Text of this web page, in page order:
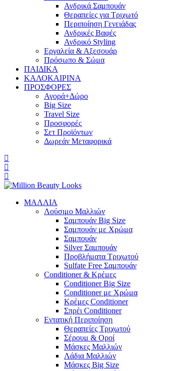
Ανδρικά Σαμπουάν
Θεραπείες για Τριχωτό
Περιποίηση Γενειάδας
Ανδρικές Βαφές
Ανδρικό Styling
Εργαλεία & Αξεσουάρ
Πρόσωπο & Σώμα
ΠΑΙΔΙΚΑ
ΚΑΛΟΚΑΙΡΙΝΑ
ΠΡΟΣΦΟΡΕΣ
Αγορά+Δώρο
Big Size
Travel Size
Προσφορές
Σετ Προϊόντων
Δωρεάν Μεταφορικά
ΜΑΛΛΙΑ
Λούσιμο Μαλλιών
Σαμπουάν Big Size
Σαμπουάν με Χρώμα
Σαμπουάν
Silver Σαμπουάν
Προβλήματα Τριχωτού
Sulfate Free Σαμπουάν
Conditioner & Κρέμες
Conditioner Big Size
Conditioner με Χρώμα
Κρέμες Conditioner
Σπρέι Conditioner
Εντατική Περιποίηση
Θεραπείες Τριχωτού
Σέρουμ & Οροί
Μάσκες Μαλλιών
Λάδια Μαλλιών
Μάσκες Big Size